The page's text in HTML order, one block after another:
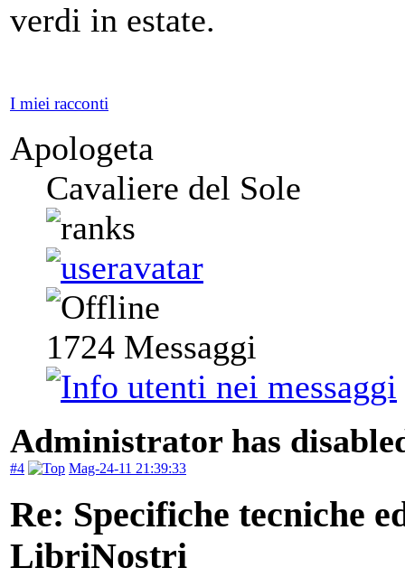
verdi in estate.
I miei racconti
Apologeta
Cavaliere del Sole
1724 Messaggi
Administrator has
#4 Mag-24-11 21:39:33
Re: Specifiche tecniche
LibriNostri